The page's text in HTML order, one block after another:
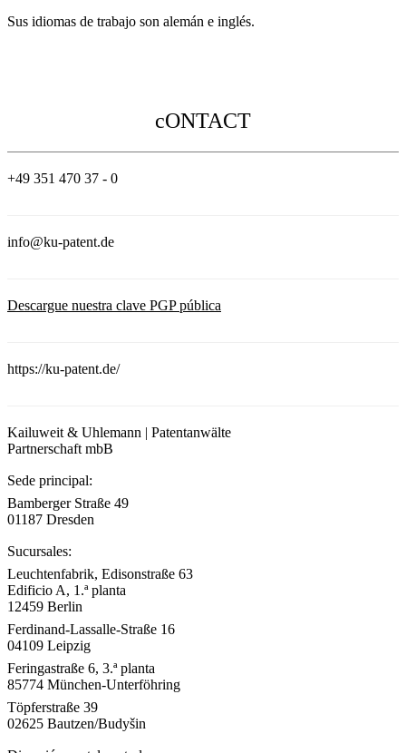
Sus idiomas de trabajo son alemán e inglés.
cONTACT
+49 351 470 37 - 0
info@ku-patent.de
Descargue nuestra clave PGP pública
https://ku-patent.de/
Kailuweit & Uhlemann | Patentanwälte
Partnerschaft mbB
Sede principal:
Bamberger Straße 49
01187 Dresden
Sucursales:
Leuchtenfabrik, Edisonstraße 63
Edificio A, 1.ª planta
12459 Berlin
Ferdinand-Lassalle-Straße 16
04109 Leipzig
Feringastraße 6, 3.ª planta
85774 München-Unterföhring
Töpferstraße 39
02625 Bautzen/Budyšin